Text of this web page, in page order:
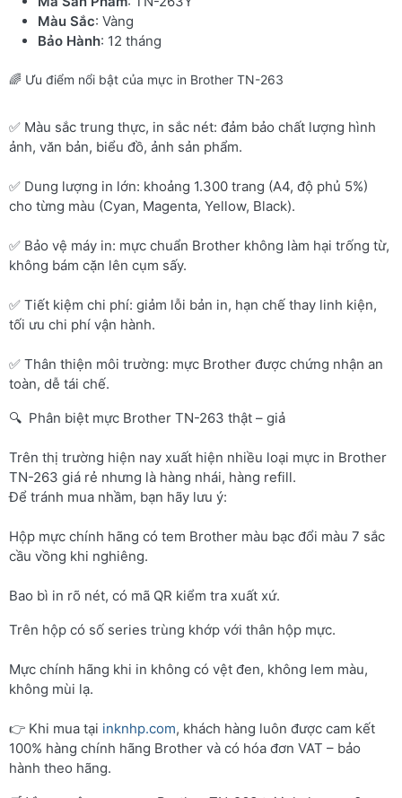
Màu Sắc: Vàng
Bảo Hành: 12 tháng
🌈 Ưu điểm nổi bật của mực in Brother TN-263
✅ Màu sắc trung thực, in sắc nét: đảm bảo chất lượng hình
ảnh, văn bản, biểu đồ, ảnh sản phẩm.
✅ Dung lượng in lớn: khoảng 1.300 trang (A4, độ phủ 5%)
cho từng màu (Cyan, Magenta, Yellow, Black).
✅ Bảo vệ máy in: mực chuẩn Brother không làm hại trống từ,
không bám cặn lên cụm sấy.
✅ Tiết kiệm chi phí: giảm lỗi bản in, hạn chế thay linh kiện,
tối ưu chi phí vận hành.
✅ Thân thiện môi trường: mực Brother được chứng nhận an
toàn, dễ tái chế.
🔍 Phân biệt mực Brother TN-263 thật – giả
Trên thị trường hiện nay xuất hiện nhiều loại mực in Brother
TN-263 giá rẻ nhưng là hàng nhái, hàng refill.
Để tránh mua nhầm, bạn hãy lưu ý:
Hộp mực chính hãng có tem Brother màu bạc đổi màu 7 sắc
cầu vồng khi nghiêng.
Bao bì in rõ nét, có mã QR kiểm tra xuất xứ.
Trên hộp có số series trùng khớp với thân hộp mực.
Mực chính hãng khi in không có vệt đen, không lem màu,
không mùi lạ.
👉 Khi mua tại inknhp.com, khách hàng luôn được cam kết
100% hàng chính hãng Brother và có hóa đơn VAT – bảo
hành theo hãng.